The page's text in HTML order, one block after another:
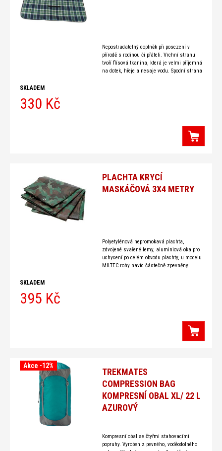
Nepostradatelný doplněk při posezení v
přírodě s rodinou či přáteli. Vrchní stranu
tvoří flísová tkanina, která je velmi příjemná
na dotek, hřeje a nesaje vodu. Spodní strana
SKLADEM
330 Kč
PLACHTA KRYCÍ
MASKÁČOVÁ 3X4 METRY
Polyetylénová nepromokavá plachta,
zdvojené svařené lemy, aluminiová oka pro
uchycení po celém obvodu plachty, u modelu
MILTEC rohy navíc částečně zpevněny
SKLADEM
395 Kč
TREKMATES
COMPRESSION BAG
KOMPRESNÍ OBAL XL/ 22 L
AZUROVÝ
Akce -12%
Kompresní obal se čtyřmi stahovacími
popruhy. Vyroben z pevného, voděodolného